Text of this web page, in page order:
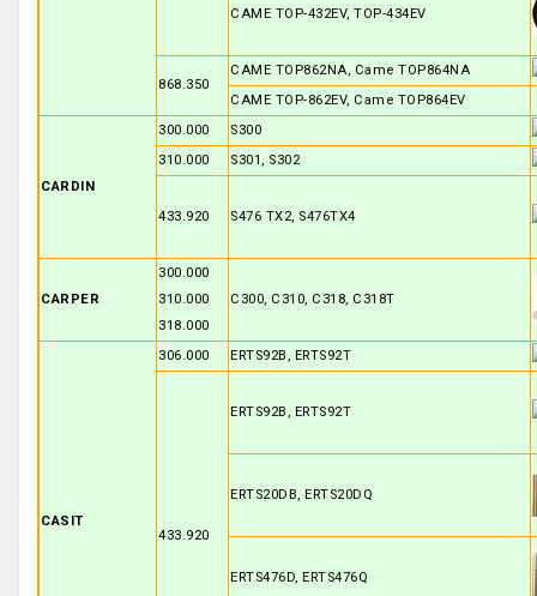
CAME TOP-432EV, TOP-434EV
868.350
CAME TOP862NA, Came TOP864NA
CAME TOP-862EV, Came TOP864EV
CARDIN
300.000
S300
310.000
S301, S302
433.920 S476 TX2, S476TX4
CARPER
300.000
310.000
318.000
C300, C310, C318, C318T
CASIT
306.000 ERTS92B, ERTS92T
433.920
ERTS92B, ERTS92T
ERTS20DB, ERTS20DQ
ERTS476D, ERTS476Q